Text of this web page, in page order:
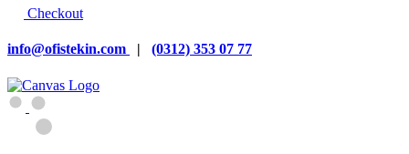
Checkout
info@ofistekin.com | (0312) 353 07 77